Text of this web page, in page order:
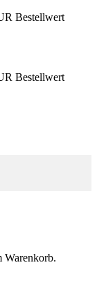
Bestellwert
Bestellwert
Warenkorb.